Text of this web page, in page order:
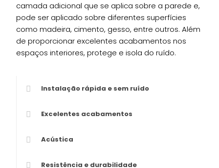
camada adicional que se aplica sobre a parede e,
pode ser aplicado sobre diferentes superfícies
como madeira, cimento, gesso, entre outros. Além
de proporcionar excelentes acabamentos nos
espaços interiores, protege e isola do ruído.
Instalação rápida e sem ruído
Excelentes acabamentos
Acústica
Resistência e durabilidade